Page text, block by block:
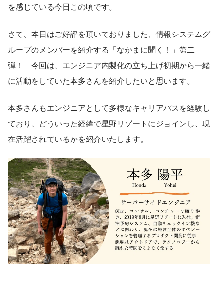
を感じている今日この頃です。
さて、本日はご好評を頂いておりました、情報システムグ
ループのメンバーを紹介する「なかまに聞く！」第二
弾！　今回は、エンジニア内製化の立ち上げ初期から一緒
に活動をしていた本多さんを紹介したいと思います。
本多さんもエンジニアとして多様なキャリアパスを経験し
ており、どういった経緯で星野リゾートにジョインし、現
在活躍されているかを紹介いたします。